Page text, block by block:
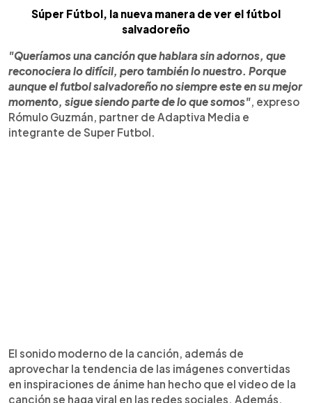
Súper Fútbol, la nueva manera de ver el fútbol
salvadoreño
"Queríamos una canción que hablara sin adornos, que
reconociera lo difícil, pero también lo nuestro. Porque
aunque el futbol salvadoreño no siempre este en su mejor
momento, sigue siendo parte de lo que somos" , expreso
Rómulo Guzmán, partner de Adaptiva Media e
integrante de Super Futbol.
El sonido moderno de la canción, además de
aprovechar la tendencia de las imágenes convertidas
en inspiraciones de ánime han hecho que el video de la
canción se haga viral en las redes sociales. Además,